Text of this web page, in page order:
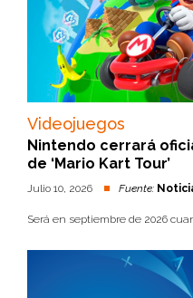
Videojuegos
Nintendo cerrará
de ‘Mario Kart Tour’
Julio 10, 2026 Fuente:
Será en septiembre de 2026